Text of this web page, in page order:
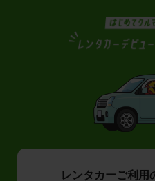
レンタカーご利用